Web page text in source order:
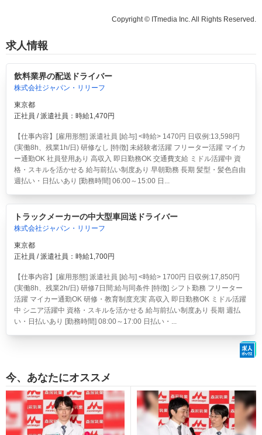
Copyright © ITmedia Inc. All Rights Reserved.
求人情報
飲料業界の配送ドライバー
株式会社ジャパン・リリーフ
東京都
正社員 / 派遣社員：時給1,470円
【仕事内容】[雇用形態] 派遣社員 [給与] <時給> 1470円 日収例:13,598円
(実働8h、残業1h/日) 研修なし [特徴] 未経験者活躍 フリーター活躍 マイカ
ー通勤OK 社員登用あり 高収入 即日勤務OK 交通費支給 ミドル活躍中 資
格・スキルを活かせる 給与前払い制度あり 早朝勤務 長期 髪型・髪色自由
週払い・日払いあり [勤務時間] 06:00～15:00 日...
トラックメーカーの中大型車回送ドライバー
株式会社ジャパン・リリーフ
東京都
正社員 / 派遣社員：時給1,700円
【仕事内容】[雇用形態] 派遣社員 [給与] <時給> 1700円 日収例:17,850円
(実働8h、残業2h/日) 研修7日間:給与同条件 [特徴] シフト勤務 フリーター
活躍 マイカー通勤OK 研修・教育制度充実 高収入 即日勤務OK ミドル活躍
中 シニア活躍中 資格・スキルを活かせる 給与前払い制度あり 長期 週払
い・日払いあり [勤務時間] 08:00～17:00 日払い・...
今、あなたにオススメ